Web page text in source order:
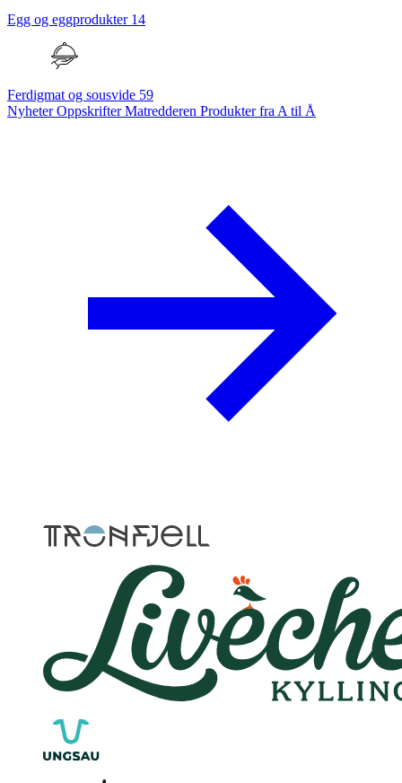
Egg og eggprodukter 14
Ferdigmat og sousvide 59
NyheterOppskrifterMatredderen Produkter fra A til Å